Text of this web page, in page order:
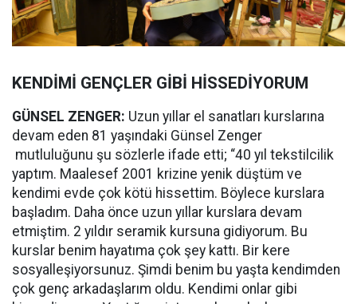
KENDİMİ GENÇLER GİBİ HİSSEDİYORUM
GÜNSEL ZENGER: Uzun yıllar el sanatları kurslarına
devam eden 81 yaşındaki Günsel Zenger
mutluluğunu şu sözlerle ifade etti; “40 yıl tekstilcilik
yaptım. Maalesef 2001 krizine yenik düştüm ve
kendimi evde çok kötü hissettim. Böylece kurslara
başladım. Daha önce uzun yıllar kurslara devam
etmiştim. 2 yıldır seramik kursuna gidiyorum. Bu
kurslar benim hayatıma çok şey kattı. Bir kere
sosyalleşiyorsunuz. Şimdi benim bu yaşta kendimden
çok genç arkadaşlarım oldu. Kendimi onlar gibi